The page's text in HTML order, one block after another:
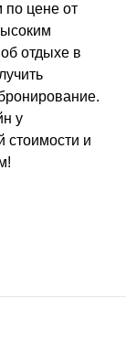
по цене от
отдыхе в
у
стоимости и